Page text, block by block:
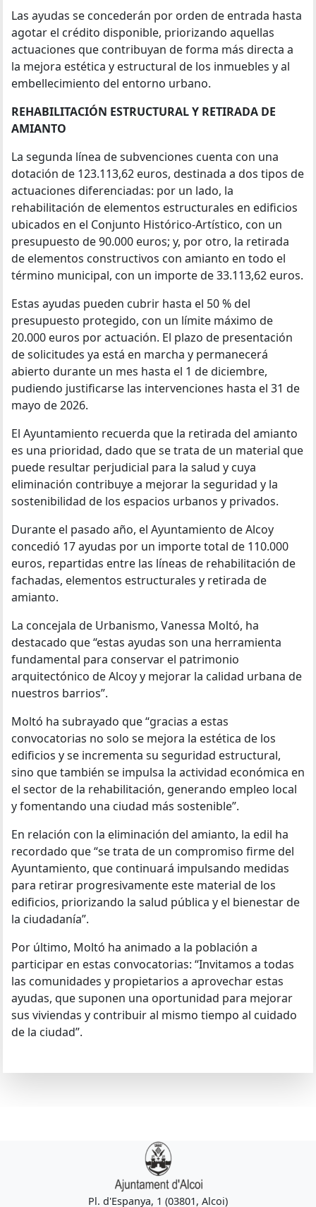
Las ayudas se concederán por orden de entrada hasta
agotar el crédito disponible, priorizando aquellas
actuaciones que contribuyan de forma más directa a
la mejora estética y estructural de los inmuebles y al
embellecimiento del entorno urbano.
REHABILITACIÓN ESTRUCTURAL Y RETIRADA DE
AMIANTO
La segunda línea de subvenciones cuenta con una
dotación de 123.113,62 euros, destinada a dos tipos de
actuaciones diferenciadas: por un lado, la
rehabilitación de elementos estructurales en edificios
ubicados en el Conjunto Histórico-Artístico, con un
presupuesto de 90.000 euros; y, por otro, la retirada
de elementos constructivos con amianto en todo el
término municipal, con un importe de 33.113,62 euros.
Estas ayudas pueden cubrir hasta el 50 % del
presupuesto protegido, con un límite máximo de
20.000 euros por actuación. El plazo de presentación
de solicitudes ya está en marcha y permanecerá
abierto durante un mes hasta el 1 de diciembre,
pudiendo justificarse las intervenciones hasta el 31 de
mayo de 2026.
El Ayuntamiento recuerda que la retirada del amianto
es una prioridad, dado que se trata de un material que
puede resultar perjudicial para la salud y cuya
eliminación contribuye a mejorar la seguridad y la
sostenibilidad de los espacios urbanos y privados.
Durante el pasado año, el Ayuntamiento de Alcoy
concedió 17 ayudas por un importe total de 110.000
euros, repartidas entre las líneas de rehabilitación de
fachadas, elementos estructurales y retirada de
amianto.
La concejala de Urbanismo, Vanessa Moltó, ha
destacado que “estas ayudas son una herramienta
fundamental para conservar el patrimonio
arquitectónico de Alcoy y mejorar la calidad urbana de
nuestros barrios”.
Moltó ha subrayado que “gracias a estas
convocatorias no solo se mejora la estética de los
edificios y se incrementa su seguridad estructural,
sino que también se impulsa la actividad económica en
el sector de la rehabilitación, generando empleo local
y fomentando una ciudad más sostenible”.
En relación con la eliminación del amianto, la edil ha
recordado que “se trata de un compromiso firme del
Ayuntamiento, que continuará impulsando medidas
para retirar progresivamente este material de los
edificios, priorizando la salud pública y el bienestar de
la ciudadanía”.
Por último, Moltó ha animado a la población a
participar en estas convocatorias: “Invitamos a todas
las comunidades y propietarios a aprovechar estas
ayudas, que suponen una oportunidad para mejorar
sus viviendas y contribuir al mismo tiempo al cuidado
de la ciudad”.
Pl. d'Espanya, 1 (03801, Alcoi)